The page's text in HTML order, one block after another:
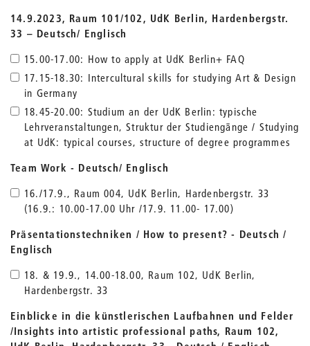
14.9.2023, Raum 101/102, UdK Berlin, Hardenbergstr.
33 – Deutsch/ Englisch
15.00-17.00: How to apply at UdK Berlin+ FAQ
17.15-18.30: Intercultural skills for studying Art & Design
in Germany
18.45-20.00: Studium an der UdK Berlin: typische
Lehrveranstaltungen, Struktur der Studiengänge / Studying
at UdK: typical courses, structure of degree programmes
Team Work - Deutsch/ Englisch
16./17.9., Raum 004, UdK Berlin, Hardenbergstr. 33
(16.9.: 10.00-17.00 Uhr /17.9. 11.00- 17.00)
Präsentationstechniken / How to present? - Deutsch /
Englisch
18. & 19.9., 14.00-18.00, Raum 102, UdK Berlin,
Hardenbergstr. 33
Einblicke in die künstlerischen Laufbahnen und Felder
/Insights into artistic professional paths, Raum 102,